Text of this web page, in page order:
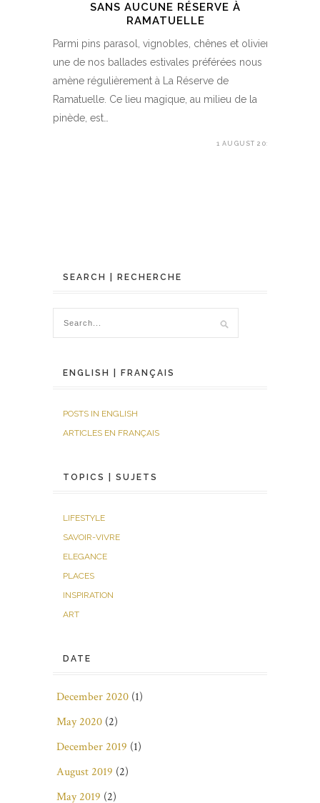
SANS AUCUNE RÉSERVE À
RAMATUELLE
Parmi pins parasol, vignobles, chênes et oliviers,
une de nos ballades estivales préférées nous
amène régulièrement à La Réserve de
Ramatuelle. Ce lieu magique, au milieu de la
pinède, est…
1 AUGUST 2017
SEARCH | RECHERCHE
ENGLISH | FRANÇAIS
POSTS IN ENGLISH
ARTICLES EN FRANÇAIS
TOPICS | SUJETS
LIFESTYLE
SAVOIR-VIVRE
ELEGANCE
PLACES
INSPIRATION
ART
DATE
December 2020 (1)
May 2020 (2)
December 2019 (1)
August 2019 (2)
May 2019 (2)